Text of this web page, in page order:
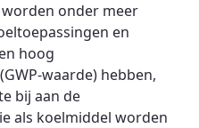
worden onder meer
en
hoog
waarde) hebben,
bij aan de
als koelmiddel worden